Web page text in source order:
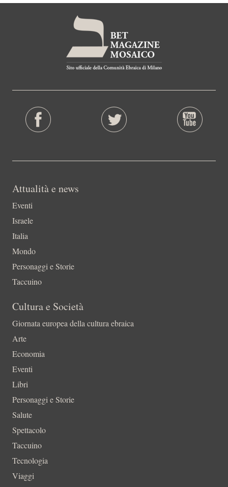
Attualità e news
Eventi
Israele
Italia
Mondo
Personaggi e Storie
Taccuino
Cultura e Società
Giornata europea della cultura ebraica
Arte
Economia
Eventi
Libri
Personaggi e Storie
Salute
Spettacolo
Taccuino
Tecnologia
Viaggi